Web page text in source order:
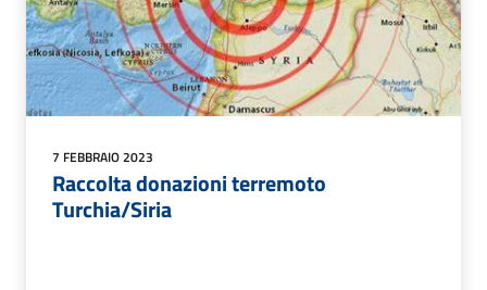
7 FEBBRAIO 2023
Raccolta donazioni terremoto
Turchia/Siria